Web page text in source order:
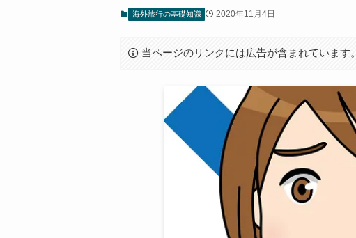
海外旅行の基礎知識 2020年11月4日
当ページのリンクには広告が含まれています。